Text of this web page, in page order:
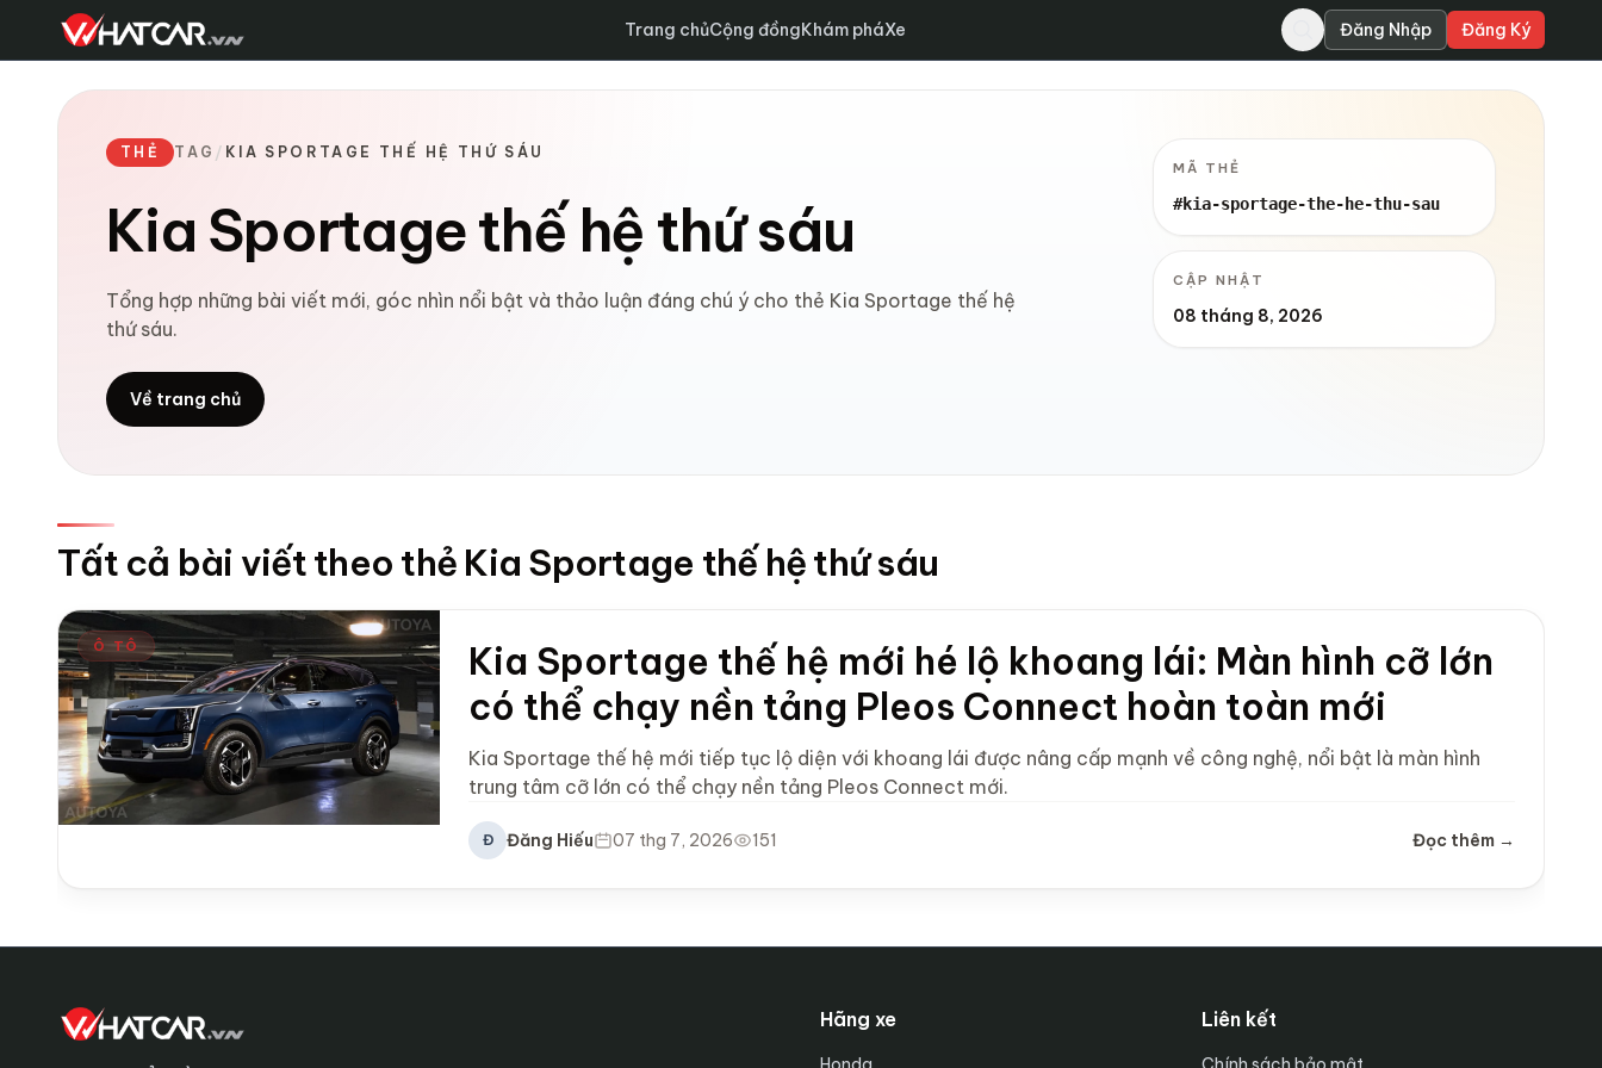
Trang chủCộng đồngKhám pháXe Đăng Nhập Đăng Ký
THẺ TAG / KIA SPORTAGE THẾ HỆ THỨ SÁU
Kia Sportage thế hệ thứ sáu
Tổng hợp những bài viết mới, góc nhìn nổi bật và thảo luận đáng chú ý cho thẻ Kia Sportage thế hệ
thứ sáu.
Về trang chủ
MÃ THẺ
#kia-sportage-the-he-thu-sau
CẬP NHẬT
08 tháng 8, 2026
Tất cả bài viết theo thẻ Kia Sportage thế hệ thứ sáu
Ô TÔ
Kia Sportage thế hệ mới hé lộ khoang lái: Màn hình cỡ lớn
có thể chạy nền tảng Pleos Connect hoàn toàn mới
Kia Sportage thế hệ mới tiếp tục lộ diện với khoang lái được nâng cấp mạnh về công nghệ, nổi bật là màn hình
trung tâm cỡ lớn có thể chạy nền tảng Pleos Connect mới.
Đ Đăng Hiếu 07 thg 7, 2026 151 Đọc thêm →
Hãng xe Liên kết